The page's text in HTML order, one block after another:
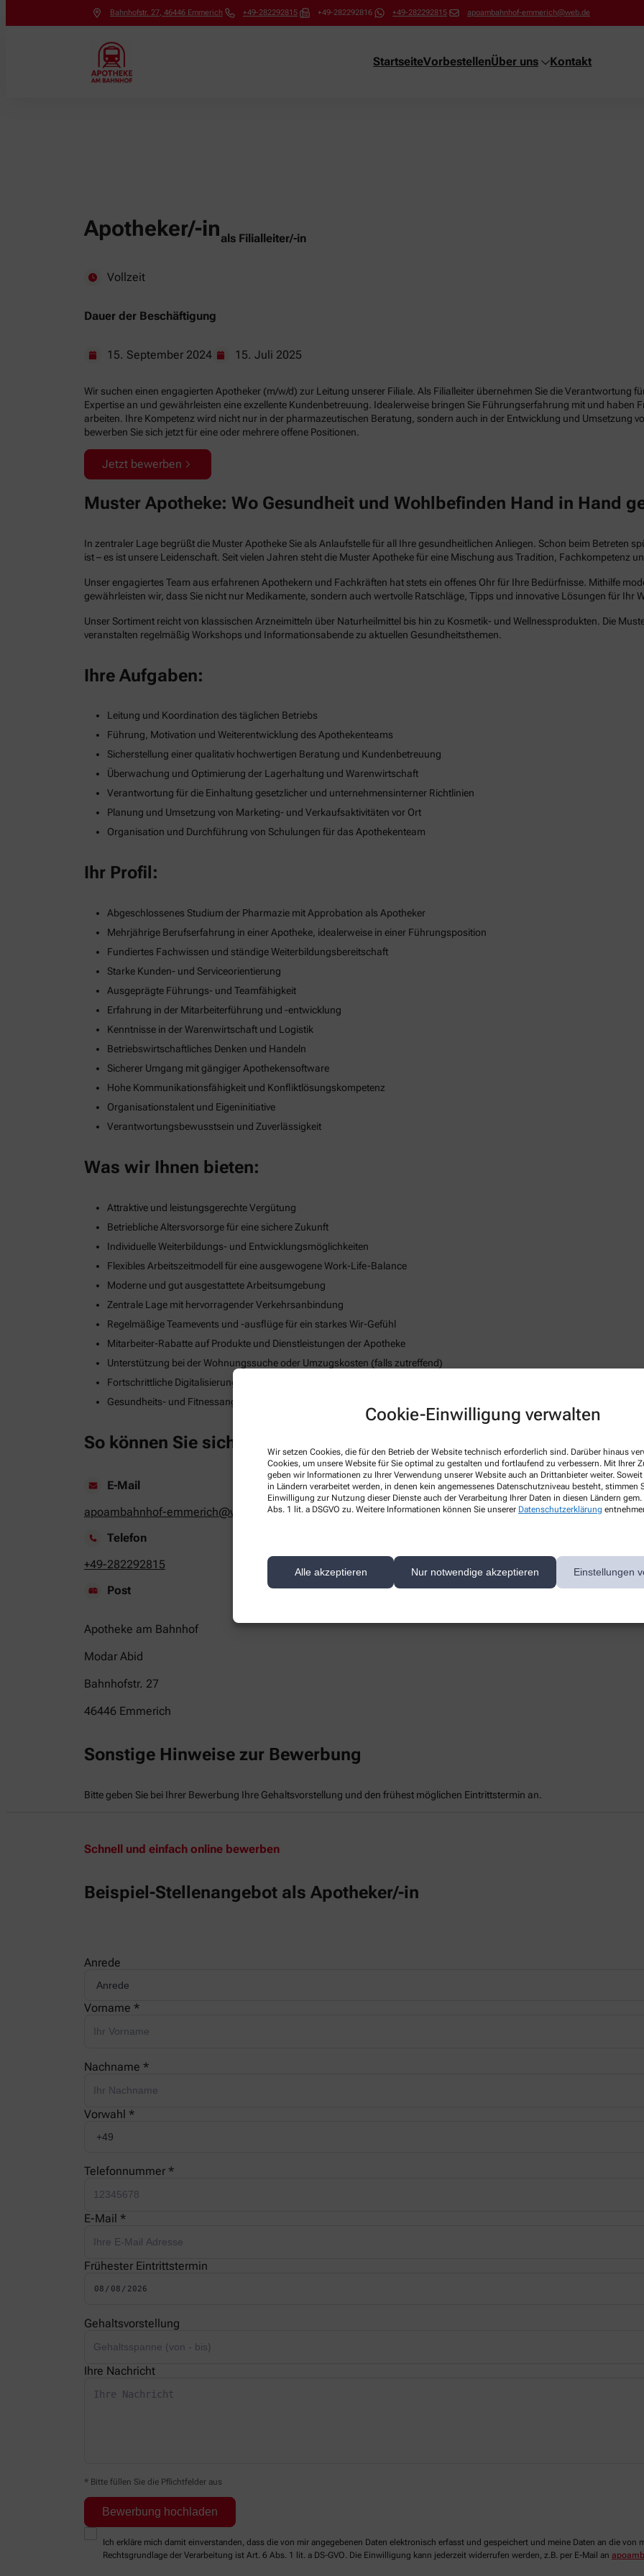
Cookie-Einwilligung verwalten
Wir setzen Cookies, die für den Betrieb der Website technisch erforderlich sind. Darüber hinaus
Cookies, um unsere Website für Sie optimal zu gestalten und fortlaufend zu verbessern. Mit Ihrer
geben wir Informationen zu Ihrer Verwendung unserer Website auch an Drittanbieter weiter. Soweit
in Ländern verarbeitet werden, in denen kein angemessenes Datenschutzniveau besteht, stimmen
Einwilligung zur Nutzung dieser Dienste auch der Verarbeitung Ihrer Daten in diesen Ländern
Abs. 1 lit. a DSGVO zu. Weitere Informationen können Sie unserer Datenschutzerklärung
Alle akzeptieren Nur notwendige akzeptieren Einstellungen
Bahnhofstr. 27, 46446 Emmerich +49-282292815 +49-282292816 +49-282292815 apoambahnhof-emmerich@web.de
StartseiteVorbestellenÜber uns Kontakt
Apotheker/-inals Filialleiter/-in
Vollzeit
Dauer der Beschäftigung
15. September 2024 15. Juli 2025
Wir suchen einen engagierten Apotheker (m/w/d) zur Leitung unserer Filiale. Als Filialleiter übernehmen Sie die Verantwortung
Expertise an und gewährleisten eine exzellente Kundenbetreuung. Idealerweise bringen Sie Führungserfahrung mit und haben
arbeiten. Ihre Kompetenz wird nicht nur in der pharmazeutischen Beratung, sondern auch in der Entwicklung und Umsetzung
bewerben Sie sich jetzt für eine oder mehrere offene Positionen.
Jetzt bewerben
Muster Apotheke: Wo Gesundheit und Wohlbefinden Hand in Hand
In zentraler Lage begrüßt die Muster Apotheke Sie als Anlaufstelle für all Ihre gesundheitlichen Anliegen. Schon beim Betreten
ist – es ist unsere Leidenschaft. Seit vielen Jahren steht die Muster Apotheke für eine Mischung aus Tradition, Fachkompetenz
Unser engagiertes Team aus erfahrenen Apothekern und Fachkräften hat stets ein offenes Ohr für Ihre Bedürfnisse. Mithilfe
gewährleisten wir, dass Sie nicht nur Medikamente, sondern auch wertvolle Ratschläge, Tipps und innovative Lösungen für Ihr
Unser Sortiment reicht von klassischen Arzneimitteln über Naturheilmittel bis hin zu Kosmetik- und Wellnessprodukten. Die
veranstalten regelmäßig Workshops und Informationsabende zu aktuellen Gesundheitsthemen.
Ihre Aufgaben:
Leitung und Koordination des täglichen Betriebs
Führung, Motivation und Weiterentwicklung des Apothekenteams
Sicherstellung einer qualitativ hochwertigen Beratung und Kundenbetreuung
Überwachung und Optimierung der Lagerhaltung und Warenwirtschaft
Verantwortung für die Einhaltung gesetzlicher und unternehmensinterner Richtlinien
Planung und Umsetzung von Marketing- und Verkaufsaktivitäten vor Ort
Organisation und Durchführung von Schulungen für das Apothekenteam
Ihr Profil:
Abgeschlossenes Studium der Pharmazie mit Approbation als Apotheker
Mehrjährige Berufserfahrung in einer Apotheke, idealerweise in einer Führungsposition
Fundiertes Fachwissen und ständige Weiterbildungsbereitschaft
Starke Kunden- und Serviceorientierung
Ausgeprägte Führungs- und Teamfähigkeit
Erfahrung in der Mitarbeiterführung und -entwicklung
Kenntnisse in der Warenwirtschaft und Logistik
Betriebswirtschaftliches Denken und Handeln
Sicherer Umgang mit gängiger Apothekensoftware
Hohe Kommunikationsfähigkeit und Konfliktlösungskompetenz
Organisationstalent und Eigeninitiative
Verantwortungsbewusstsein und Zuverlässigkeit
Was wir Ihnen bieten:
Attraktive und leistungsgerechte Vergütung
Betriebliche Altersvorsorge für eine sichere Zukunft
Individuelle Weiterbildungs- und Entwicklungsmöglichkeiten
Flexibles Arbeitszeitmodell für eine ausgewogene Work-Life-Balance
Moderne und gut ausgestattete Arbeitsumgebung
Zentrale Lage mit hervorragender Verkehrsanbindung
Regelmäßige Teamevents und -ausflüge für ein starkes Wir-Gefühl
Mitarbeiter-Rabatte auf Produkte und Dienstleistungen der Apotheke
Unterstützung bei der Wohnungssuche oder Umzugskosten (falls zutreffend)
Fortschrittliche Digitalisierungs- und Technologiestrategie
Gesundheits- und Fitnessangebote zur Stärkung des körperlichen Wohlbefindens
So können Sie sich bewerben
E-Mail
apoambahnhof-emmerich@web.de
Telefon
+49-282292815
Post
Apotheke am Bahnhof
Modar Abid
Bahnhofstr. 27
46446 Emmerich
Sonstige Hinweise zur Bewerbung
Bitte geben Sie bei Ihrer Bewerbung Ihre Gehaltsvorstellung und den frühest möglichen Eintrittstermin an.
Schnell und einfach online bewerben
Beispiel-Stellenangebot als Apotheker/-in
Anrede
Vorname *
Nachname *
Vorwahl *
Telefonnummer *
E-Mail *
Frühester Eintrittstermin
Gehaltsvorstellung
Ihre Nachricht
* Bitte füllen Sie die Pflichtfelder aus
Ich erkläre mich damit einverstanden, dass die von mir angegebenen Daten elektronisch erfasst und gespeichert und meine Daten an die von
Rechtsgrundlage der Verarbeitung ist Art. 6 Abs. 1 lit. a DS-GVO. Die Einwilligung kann jederzeit widerrufen werden, z.B. per E-Mail an